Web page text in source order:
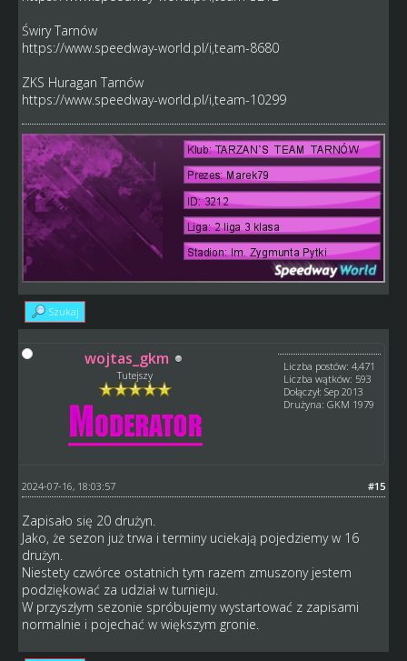
Świry Tarnów
https://www.speedway-world.pl/i,team-8680
ZKS Huragan Tarnów
https://www.speedway-world.pl/i,team-10299
Szukaj
wojtas_gkm
Tutejszy
Liczba postów: 4,471
Liczba wątków: 593
Dołączył: Sep 2013
Drużyna: GKM 1979
#15
2024-07-16, 18:03:57
Zapisało się 20 drużyn.
Jako, że sezon już trwa i terminy uciekają pojedziemy w 16
drużyn.
Niestety czwórce ostatnich tym razem zmuszony jestem
podziękować za udział w turnieju.
W przyszłym sezonie spróbujemy wystartować z zapisami
normalnie i pojechać w większym gronie.